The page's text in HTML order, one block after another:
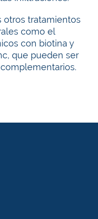
otros tratamientos
como el
con biotina y
que pueden ser